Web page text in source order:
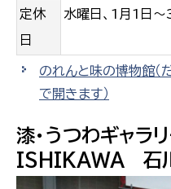
定休
日
水曜日、1月1日～
のれんと味の博物館（
で開きます）
漆・うつわギャラリ
ISHIKAWA 石川